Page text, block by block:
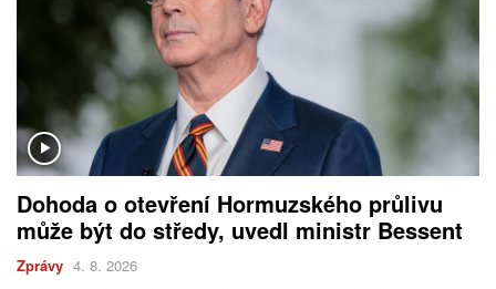
Dohoda o otevření Hormuzského průlivu
může být do středy, uvedl ministr Bessent
Zprávy 4. 8. 2026